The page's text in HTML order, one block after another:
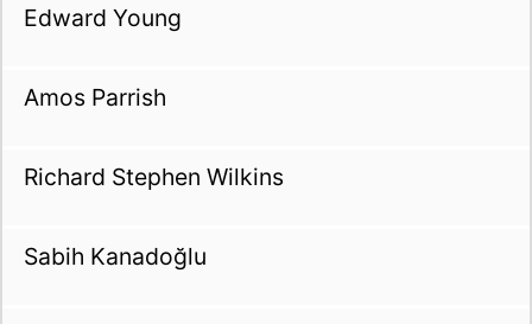
Edward Young
Amos Parrish
Richard Stephen Wilkins
Sabih Kanadoğlu